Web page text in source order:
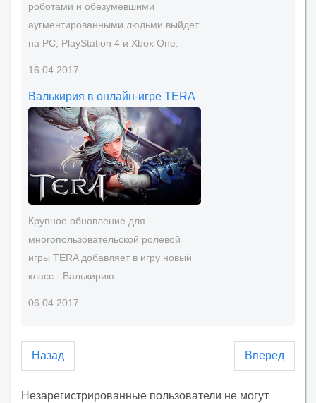
роботами и обезумевшими
аугментированными людьми выйдет
на PC, PlayStation 4 и Xbox One.
16.04.2017
Валькирия в онлайн-игре TERA
Крупное обновление для
многопользовательской ролевой
игры TERA добавляет в игру новый
класс - Валькирию.
06.04.2017
Назад Вперед
Незарегистрированные пользователи не могут